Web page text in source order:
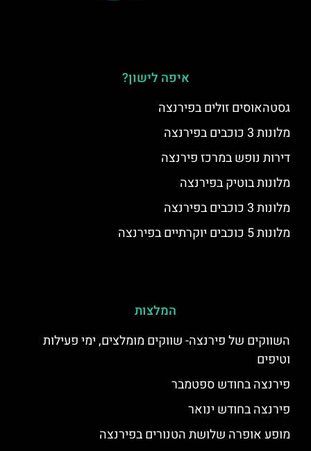
איפה לישון?
גסטהאוסים זולים בפירנצה
מלונות 3 כוכבים בפירנצה
דירות נופש במרכז פירנצה
מלונות בוטיק בפירנצה
מלונות 3 כוכבים בפירנצה
מלונות 5 כוכבים יוקרתיים בפירנצה
המלצות
השווקים של פירנצה- שווקים מומלצים, ימי פעילות
וטיפים
פירנצה בחודש ספטמבר
פירנצה בחודש ינואר
מופע אופרה שלושת הטנורים בפירנצה